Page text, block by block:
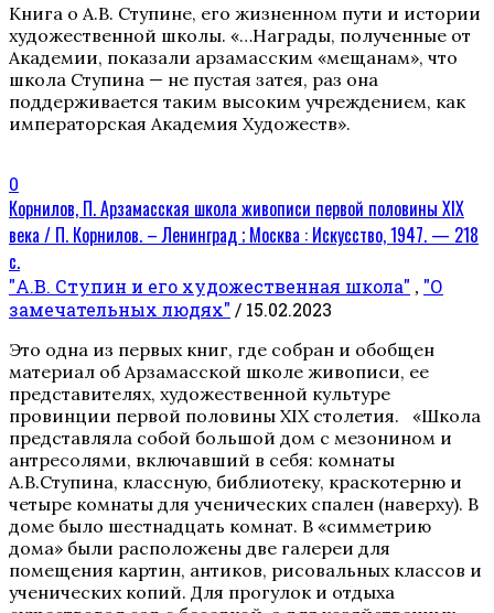
Книга о А.В. Ступине, его жизненном пути и истории
художественной школы. «…Награды, полученные от
Академии, показали арзамасским «мещанам», что
школа Ступина — не пустая затея, раз она
поддерживается таким высоким учреждением, как
императорская Академия Художеств».
0
Корнилов, П. Арзамасская школа живописи первой половины XIX
века / П. Корнилов. – Ленинград ; Москва : Искусство, 1947. — 218
с.
"А.В. Ступин и его художественная школа" , "О
замечательных людях" / 15.02.2023
Это одна из первых книг, где собран и обобщен
материал об Арзамасской школе живописи, ее
представителях, художественной культуре
провинции первой половины XIX столетия. «Школа
представляла собой большой дом с мезонином и
антресолями, включавший в себя: комнаты
А.В.Ступина, классную, библиотеку, краскотерню и
четыре комнаты для ученических спален (наверху). В
доме было шестнадцать комнат. В «симметрию
дома» были расположены две галереи для
помещения картин, антиков, рисовальных классов и
ученических копий. Для прогулок и отдыха